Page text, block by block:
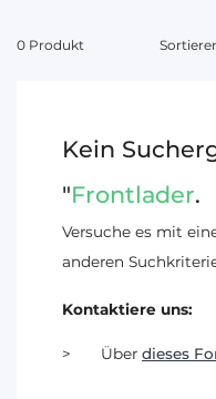
0 Produkt
Kein
"Frontlader.
Versuche es mit
anderen
Kontaktiere uns:
Über dieses